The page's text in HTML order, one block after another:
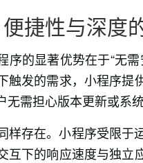
捷性与深度
序的显著优势在于“无
触发的需求，小程序
无需担心版本更新或系
样存在。小程序受限
互下的响应速度与独